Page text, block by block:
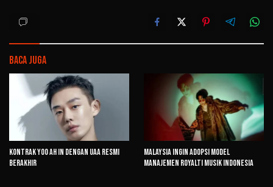
Baca Juga
Kontrak Yoo Ah In dengan UAA Resmi
Berakhir
Malaysia Ingin Adopsi Model
Manajemen Royalti Musik Indonesia